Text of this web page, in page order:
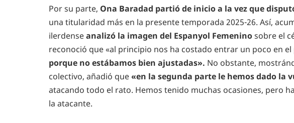
Por su parte, Ona Baradad partió de inicio a la vez que
una titularidad más en la presente temporada 2025-26. Así,
ilerdenseanalizó la imagen del Espanyol Femeninosobre el
reconoció que «al principio nos ha costado entrar un poco en
porque no estábamos bien ajustadas». No obstante,
colectivo, añadió que«en la segunda parte le hemos dado la
atacando todo el rato. Hemos tenido muchas ocasiones, pero
la atacante.